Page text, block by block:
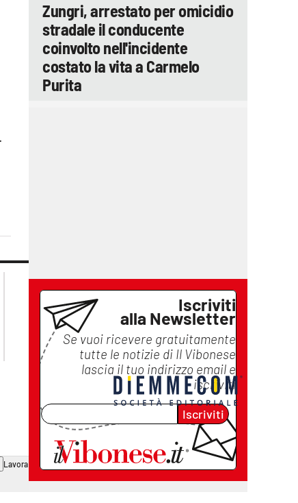
Zungri, arrestato per omicidio
stradale il conducente
coinvolto nell'incidente
costato la vita a Carmelo
Purita
Iscriviti
alla Newsletter
Se vuoi ricevere gratuitamente
tutte le notizie di Il Vibonese
lascia il tuo indirizzo email e
iscriviti
Iscriviti
lacplay.it
lactv.it
laconair.it
lacitymag.it
lacapitalenews.it
ilreggino.it
cosenzachannel.it
catanzarochannel.it
Lavora con noi